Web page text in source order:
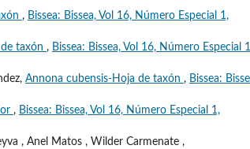
, Bissea: Bissea, Vol 16, Número Especial 1,
taxón , Bissea: Bissea, Vol 16, Número Especial
Annona cubensis-Hoja de taxón , Bissea:
, Bissea: Bissea, Vol 16, Número Especial 1,
, Anel Matos , Wilder Carmenate ,